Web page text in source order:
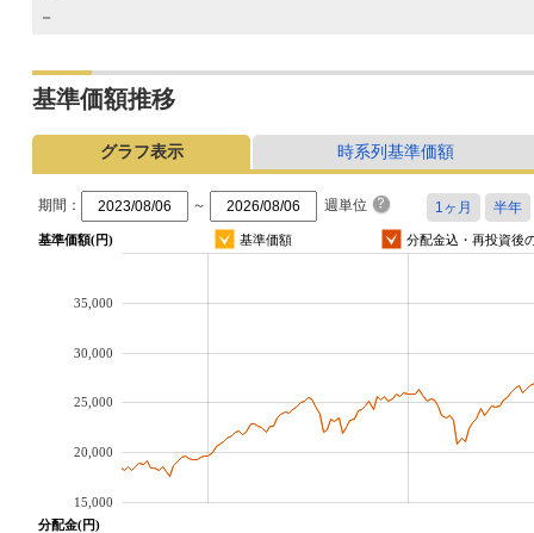
－
基準価額推移
グラフ表示 時系列基準価額
期間： ～ 週単位
基準価額(円) 基準価額 分配金込・再投資後
15,000
20,000
25,000
30,000
35,000
分配金(円)